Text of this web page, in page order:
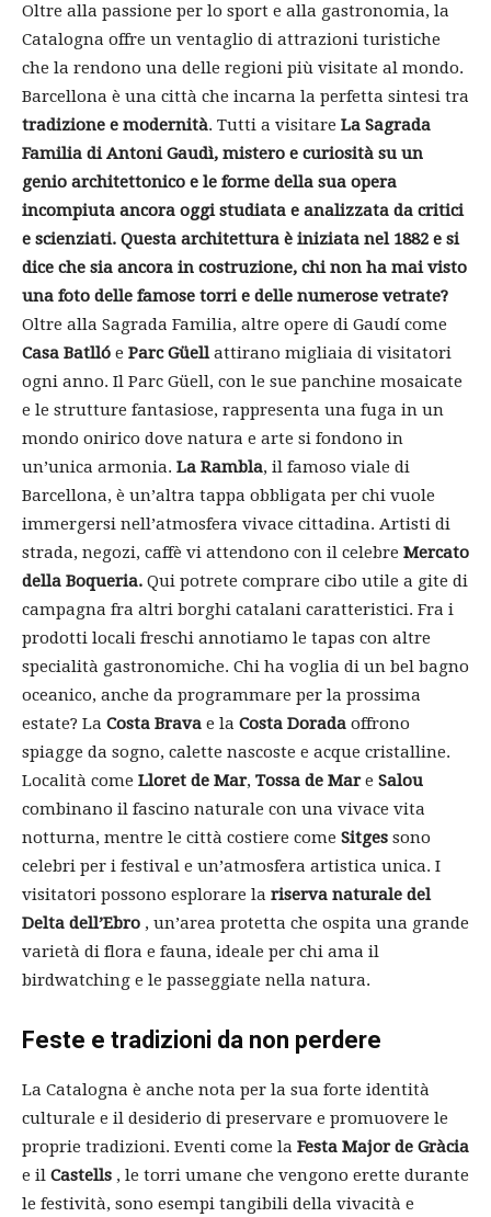
Oltre alla passione per lo sport e alla gastronomia, la
Catalogna offre un ventaglio di attrazioni turistiche
che la rendono una delle regioni più visitate al mondo.
Barcellona è una città che incarna la perfetta sintesi tra
tradizione e modernità. Tutti a visitare La Sagrada
Familia di Antoni Gaudì, mistero e curiosità su un
genio architettonico e le forme della sua opera
incompiuta ancora oggi studiata e analizzata da critici
e scienziati. Questa architettura è iniziata nel 1882 e si
dice che sia ancora in costruzione, chi non ha mai visto
una foto delle famose torri e delle numerose vetrate?
Oltre alla Sagrada Familia, altre opere di Gaudí come
Casa Batlló e Parc Güellattirano migliaia di visitatori
ogni anno. Il Parc Güell, con le sue panchine mosaicate
e le strutture fantasiose, rappresenta una fuga in un
mondo onirico dove natura e arte si fondono in
un’unica armonia. La Rambla, il famoso viale di
Barcellona, è un’altra tappa obbligata per chi vuole
immergersi nell’atmosfera vivace cittadina. Artisti di
strada, negozi, caffè vi attendono con il celebre Mercato
della Boqueria. Qui potrete comprare cibo utile a gite di
campagna fra altri borghi catalani caratteristici. Fra i
prodotti locali freschi annotiamo le tapas con altre
specialità gastronomiche. Chi ha voglia di un bel bagno
oceanico, anche da programmare per la prossima
estate? La Costa Brava e la Costa Dorada offrono
spiagge da sogno, calette nascoste e acque cristalline.
Località come Lloret de Mar, Tossa de Mare Salou
combinano il fascino naturale con una vivace vita
notturna, mentre le città costiere come Sitges sono
celebri per i festival e un’atmosfera artistica unica. I
visitatori possono esplorare la riserva naturale del
Delta dell’Ebro , un’area protetta che ospita una grande
varietà di flora e fauna, ideale per chi ama il
birdwatching e le passeggiate nella natura.
Feste e tradizioni da non perdere
La Catalogna è anche nota per la sua forte identità
culturale e il desiderio di preservare e promuovere le
proprie tradizioni. Eventi come la Festa Major de Gràcia
e il Castells , le torri umane che vengono erette durante
le festività, sono esempi tangibili della vivacità e